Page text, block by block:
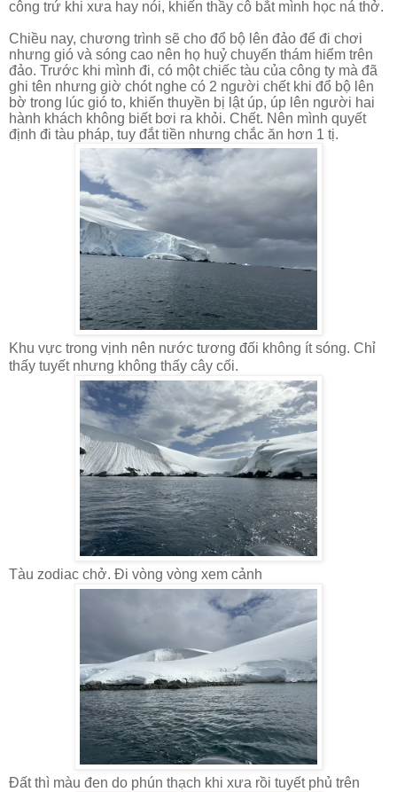
công trứ khi xưa hay nói, khiến thầy cô bắt mình học ná thở.
Chiều nay, chương trình sẽ cho đổ bộ lên đảo để đi chơi
nhưng gió và sóng cao nên họ huỷ chuyến thám hiểm trên
đảo. Trước khi mình đi, có một chiếc tàu của công ty mà đã
ghi tên nhưng giờ chót nghe có 2 người chết khi đổ bộ lên
bờ trong lúc gió to, khiến thuyền bị lật úp, úp lên người hai
hành khách không biết bơi ra khỏi. Chết. Nên mình quyết
định đi tàu pháp, tuy đắt tiền nhưng chắc ăn hơn 1 tị.
Khu vực trong vịnh nên nước tương đối không ít sóng. Chỉ
thấy tuyết nhưng không thấy cây cối.
Tàu zodiac chở. Đi vòng vòng xem cảnh
Đất thì màu đen do phún thạch khi xưa rồi tuyết phủ trên